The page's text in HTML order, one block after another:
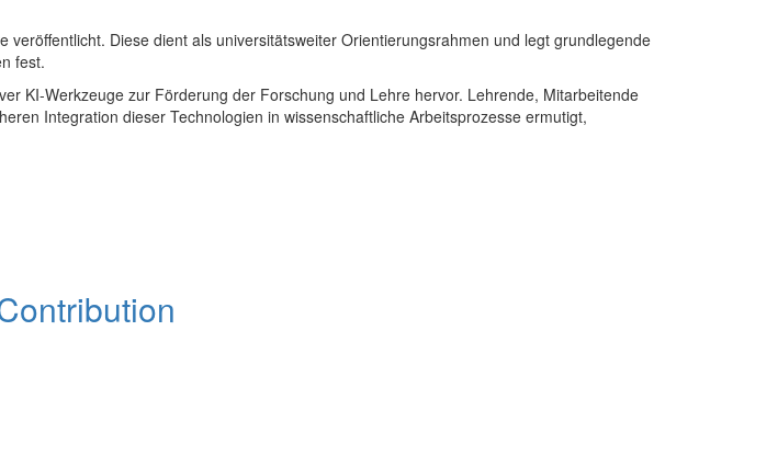
Diese dient als universitätsweiter Orientierungsrahmen und legt grundlegende
fest.
KI-Werkzeuge zur Förderung der Forschung und Lehre hervor. Lehrende, Mitarbeitende
Integration dieser Technologien in wissenschaftliche Arbeitsprozesse ermutigt,